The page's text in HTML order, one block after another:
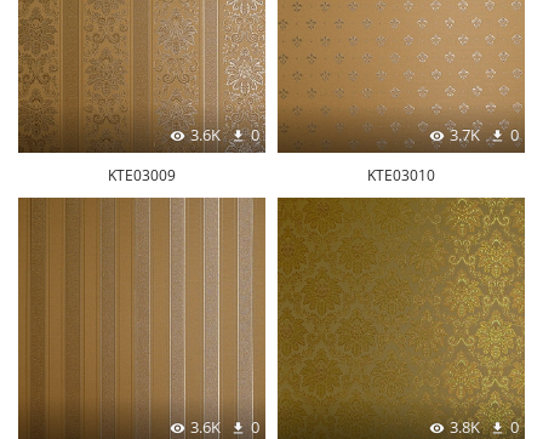
3.6K 0
KTE03009
3.7K 0
KTE03010
3.6K 0 3.8K 0